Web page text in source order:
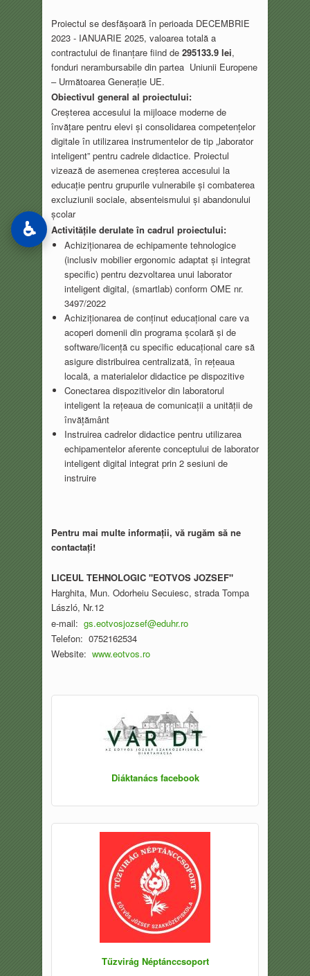
Proiectul se desfășoară în perioada DECEMBRIE
2023 - IANUARIE 2025, valoarea totală a
contractului de finanțare fiind de 295133.9 lei,
fonduri nerambursabile din partea Uniunii Europene
– Următoarea Generație UE.
Obiectivul general al proiectului:
Creșterea accesului la mijloace moderne de
învățare pentru elevi și consolidarea competențelor
digitale în utilizarea instrumentelor de tip „laborator
inteligent” pentru cadrele didactice. Proiectul
vizează de asemenea creșterea accesului la
educație pentru grupurile vulnerabile și combaterea
excluziunii sociale, absenteismului și abandonului
școlar
Activitățile derulate în cadrul proiectului:
Achiziționarea de echipamente tehnologice
(inclusiv mobilier ergonomic adaptat și integrat
specific) pentru dezvoltarea unui laborator
inteligent digital, (smartlab) conform OME nr.
3497/2022
Achiziționarea de conținut educațional care va
acoperi domenii din programa școlară și de
software/licență cu specific educațional care să
asigure distribuirea centralizată, în rețeaua
locală, a materialelor didactice pe dispozitive
Conectarea dispozitivelor din laboratorul
inteligent la rețeaua de comunicații a unității de
învățământ
Instruirea cadrelor didactice pentru utilizarea
echipamentelor aferente conceptului de laborator
inteligent digital integrat prin 2 sesiuni de
instruire
Pentru mai multe informații, vă rugăm să ne
contactați!
LICEUL TEHNOLOGIC "EOTVOS JOZSEF"
Harghita, Mun. Odorheiu Secuiesc, strada Tompa
László, Nr.12
e-mail: gs.eotvosjozsef@eduhr.ro
Telefon: 0752162534
Website: www.eotvos.ro
Diáktanács facebook
Tűzvirág Néptánccsoport
♿